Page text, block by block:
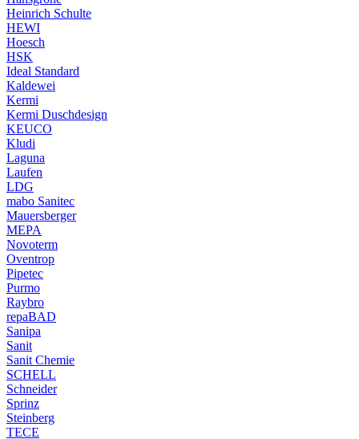
Heinrich Schulte
HEWI
Hoesch
HSK
Ideal Standard
Kaldewei
Kermi
Kermi Duschdesign
KEUCO
Kludi
Laguna
Laufen
LDG
mabo Sanitec
Mauersberger
MEPA
Novoterm
Oventrop
Pipetec
Purmo
Raybro
repaBAD
Sanipa
Sanit
Sanit Chemie
SCHELL
Schneider
Sprinz
Steinberg
TECE